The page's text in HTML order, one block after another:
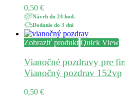
0,50 €
Návrh do 24 hod.
Dodanie do 3 dní
Zobraziť produkt Quick View
Vianočné pozdravy pre
Vianočný pozdrav 152vp
0,50 €